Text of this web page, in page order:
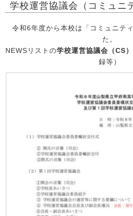
学校運営協議会（コミュニ
令和6年度から本校は「コミュニテ
た。
NEWSリストの学校運営協議会（CS）
録等）